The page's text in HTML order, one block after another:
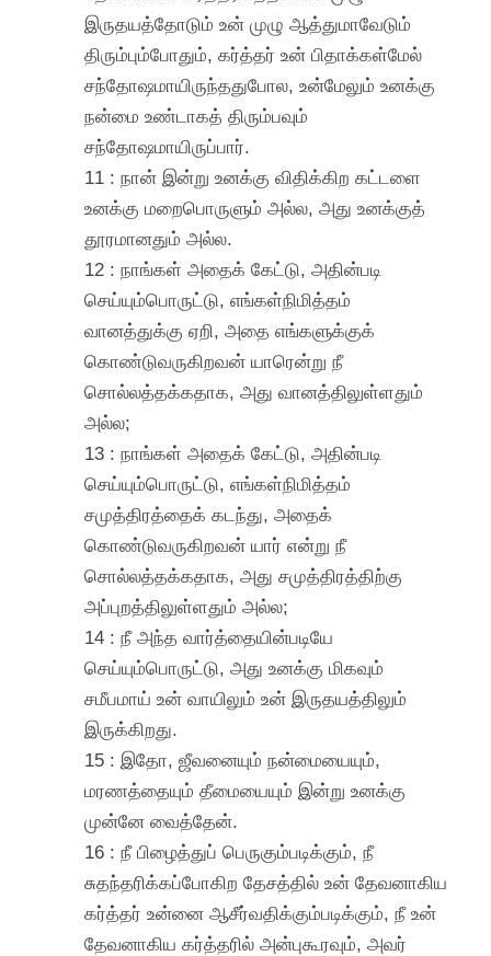
இருதயத்தோடும் உன் முழு ஆத்துமாவேடும்
திரும்பும்போதும், கர்த்தர் உன் பிதாக்கள்மேல்
சந்தோஷமாயிருந்ததுபோல, உன்மேலும் உனக்கு
நன்மை உண்டாகத் திரும்பவும்
சந்தோஷமாயிருப்பார்.
11 : நான் இன்று உனக்கு விதிக்கிற கட்டளை
உனக்கு மறைபொருளும் அல்ல, அது உனக்குத்
தூரமானதும் அல்ல.
12 : நாங்கள் அதைக் கேட்டு, அதின்படி
செய்யும்பொருட்டு, எங்கள்நிமித்தம்
வானத்துக்கு ஏறி, அதை எங்களுக்குக்
கொண்டுவருகிறவன் யாரென்று நீ
சொல்லத்தக்கதாக, அது வானத்திலுள்ளதும்
அல்ல;
13 : நாங்கள் அதைக் கேட்டு, அதின்படி
செய்யும்பொருட்டு, எங்கள்நிமித்தம்
சமுத்திரத்தைக் கடந்து, அதைக்
கொண்டுவருகிறவன் யார் என்று நீ
சொல்லத்தக்கதாக, அது சமுத்திரத்திற்கு
அப்புறத்திலுள்ளதும் அல்ல;
14 : நீ அந்த வார்த்தையின்படியே
செய்யும்பொருட்டு, அது உனக்கு மிகவும்
சமீபமாய் உன் வாயிலும் உன் இருதயத்திலும்
இருக்கிறது.
15 : இதோ, ஜீவனையும் நன்மையையும்,
மரணத்தையும் தீமையையும் இன்று உனக்கு
முன்னே வைத்தேன்.
16 : நீ பிழைத்துப் பெருகும்படிக்கும், நீ
சுதந்தரிக்கப்போகிற தேசத்தில் உன் தேவனாகிய
கர்த்தர் உன்னை ஆசீர்வதிக்கும்படிக்கும், நீ உன்
தேவனாகிய கர்த்தரில் அன்புகூரவும், அவர்